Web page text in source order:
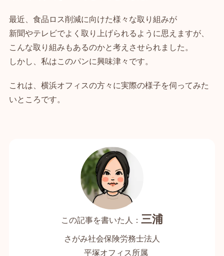
最近、食品ロス削減に向けた様々な取り組みが
新聞やテレビでよく取り上げられるように思えますが、
こんな取り組みもあるのかと考えさせられました。
しかし、私はこのパンに興味津々です。
これは、横浜オフィスの方々に実際の様子を伺ってみた
いところです。
三浦
さがみ社会保険労務士法人
平塚オフィス所属